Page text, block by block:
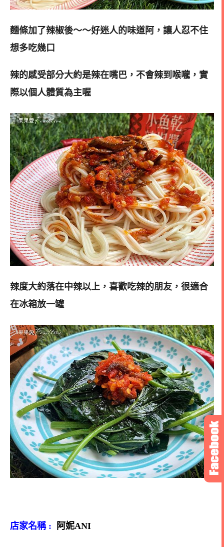
麵條加了辣椒後～～好迷人的味道阿，讓人忍不住
想多吃幾口
辣的感受部分大約是辣在嘴巴，不會辣到喉嚨，實
際以個人體質為主喔
辣度大約落在中辣以上，喜歡吃辣的朋友，很適合
在冰箱放一罐
店家名稱 : 阿妮ANI